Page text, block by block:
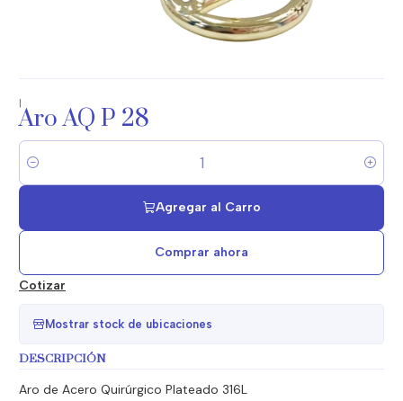
|
Aro AQ P 28
Cantidad
Agregar al Carro
Comprar ahora
Cotizar
Mostrar stock de ubicaciones
DESCRIPCIÓN
Aro de Acero Quirúrgico Plateado 316L